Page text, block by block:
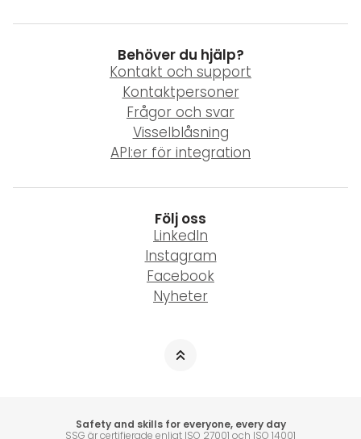
Behöver du hjälp?
Kontakt och support
Kontaktpersoner
Frågor och svar
Visselblåsning
API:er för integration
Följ oss
LinkedIn
Instagram
Facebook
Nyheter
Safety and skills for everyone, every day
SSG är certifierade enligt ISO 27001 och ISO 14001